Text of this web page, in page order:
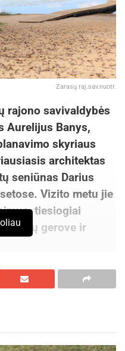
Zarasų raj.sav.nuotr.
rajono savivaldybės
Aurelijus Banys,
skyriaus
architektas
seniūnas Darius
Vizito metu jie
tiesiogiai
gerove ir
ruošiantis projektui
pakrantę